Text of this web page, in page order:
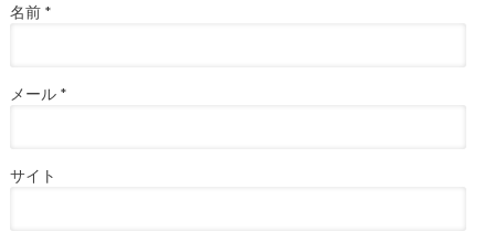
名前 *
メール *
サイト